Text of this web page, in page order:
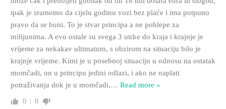
ipak je sramotno da cijelu godinu vozi bez plaće i ima potpuno
pravo da se buni. To je stvar principa a ne pohlepe za
milijunima. A evo ostale su svega 3 utrke do kraja i krajnje je
vrijeme za nekakav ultimatum, s obzirom na situaciju bilo je
krajnje vrijeme. Kimi je u posebnoj situaciju u odnosu na ostatak
momčadi, on u principu jedini odlazi, i ako ne naplati
potraživanja dok je u momčadi,… Read more »
0 0